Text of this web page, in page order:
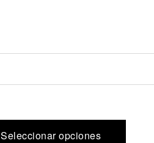
Seleccionar opciones